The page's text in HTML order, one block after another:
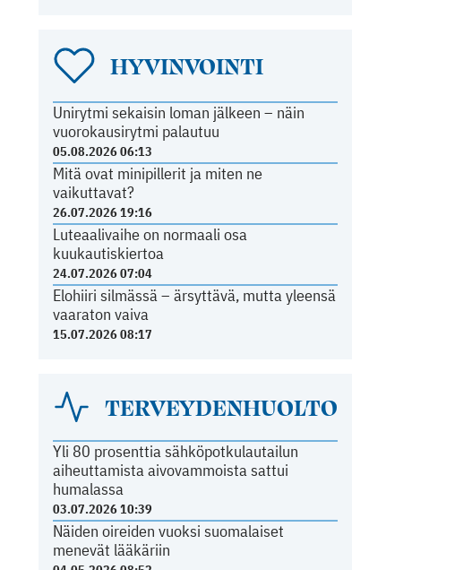
HYVINVOINTI
Unirytmi sekaisin loman jälkeen – näin
vuorokausirytmi palautuu
05.08.2026 06:13
Mitä ovat minipillerit ja miten ne
vaikuttavat?
26.07.2026 19:16
Luteaalivaihe on normaali osa
kuukautiskiertoa
24.07.2026 07:04
Elohiiri silmässä – ärsyttävä, mutta yleensä
vaaraton vaiva
15.07.2026 08:17
TERVEYDENHUOLTO
Yli 80 prosenttia sähköpotkulautailun
aiheuttamista aivovammoista sattui
humalassa
03.07.2026 10:39
Näiden oireiden vuoksi suomalaiset
menevät lääkäriin